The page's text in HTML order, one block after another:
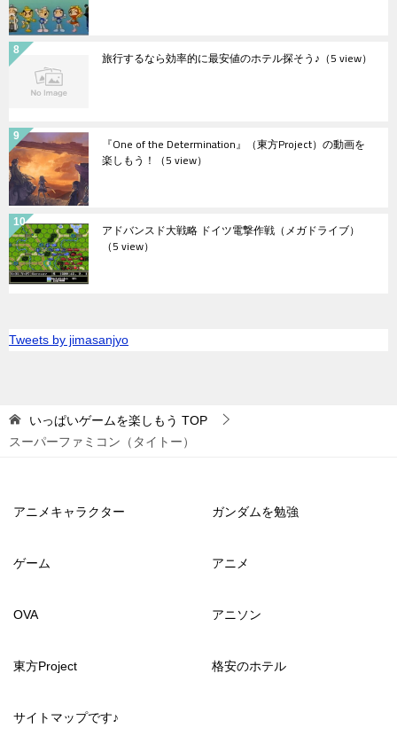
旅行するなら効率的に最安値のホテル探そう♪ （5 view）
『One of the Determination』（東方Project）の動画を
楽しもう！ （5 view）
アドバンスド大戦略 ドイツ電撃作戦（メガドライブ）
（5 view）
Tweets by jimasanjyo
いっぱいゲームを楽しもう TOP
スーパーファミコン（タイトー）
アニメキャラクター ガンダムを勉強
ゲーム アニメ
OVA アニソン
東方Project 格安のホテル
サイトマップです♪